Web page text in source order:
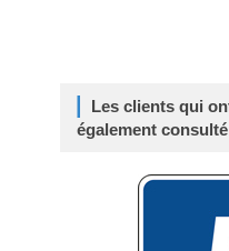
Les clients qui
également consulté